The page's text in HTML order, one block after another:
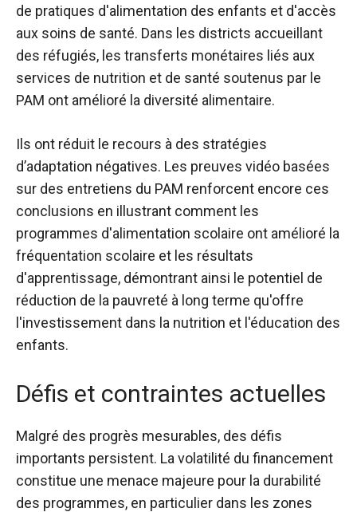
de pratiques d'alimentation des enfants et d'accès
aux soins de santé. Dans les districts accueillant
des réfugiés, les transferts monétaires liés aux
services de nutrition et de santé soutenus par le
PAM ont amélioré la diversité alimentaire.
Ils ont réduit le recours à des stratégies
d’adaptation négatives. Les preuves vidéo basées
sur des entretiens du PAM renforcent encore ces
conclusions en illustrant comment les
programmes d'alimentation scolaire ont amélioré la
fréquentation scolaire et les résultats
d'apprentissage, démontrant ainsi le potentiel de
réduction de la pauvreté à long terme qu'offre
l'investissement dans la nutrition et l'éducation des
enfants.
Défis et contraintes actuelles
Malgré des progrès mesurables, des défis
importants persistent. La volatilité du financement
constitue une menace majeure pour la durabilité
des programmes, en particulier dans les zones